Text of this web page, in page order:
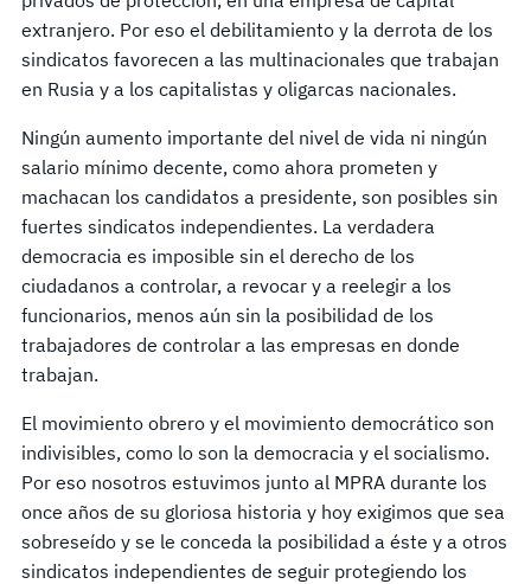
extranjero. Por eso el debilitamiento y la derrota de los
sindicatos favorecen a las multinacionales que trabajan
en Rusia y a los capitalistas y oligarcas nacionales.
Ningún aumento importante del nivel de vida ni ningún
salario mínimo decente, como ahora prometen y
machacan los candidatos a presidente, son posibles sin
fuertes sindicatos independientes. La verdadera
democracia es imposible sin el derecho de los
ciudadanos a controlar, a revocar y a reelegir a los
funcionarios, menos aún sin la posibilidad de los
trabajadores de controlar a las empresas en donde
trabajan.
El movimiento obrero y el movimiento democrático son
indivisibles, como lo son la democracia y el socialismo.
Por eso nosotros estuvimos junto al MPRA durante los
once años de su gloriosa historia y hoy exigimos que sea
sobreseído y se le conceda la posibilidad a éste y a otros
sindicatos independientes de seguir protegiendo los